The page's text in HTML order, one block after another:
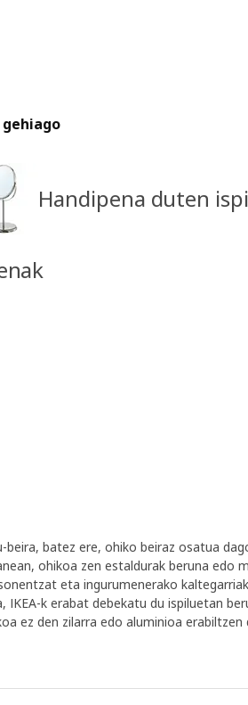
Handipena duten
beira, batez ere, ohiko beiraz osatua
ohikoa zen estaldurak beruna edo
eta ingurumenerako
IKEA-k erabat debekatu du ispiluetan
ez den zilarra edo aluminioa erabiltzen